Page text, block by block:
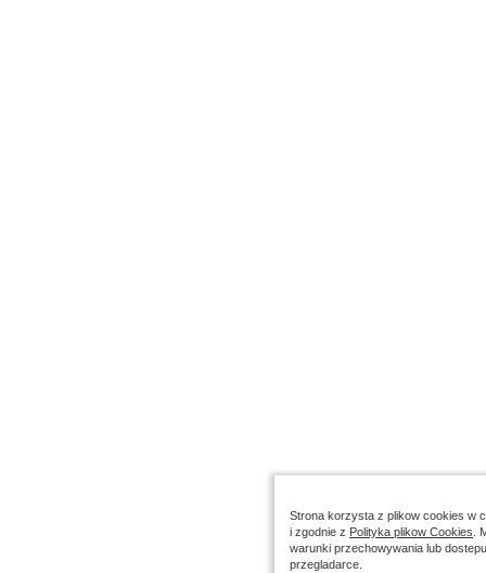
Strona korzysta z plikow cookies w
i zgodnie z Polityka plikow Cookies .
warunki przechowywania lub
przegladarce.